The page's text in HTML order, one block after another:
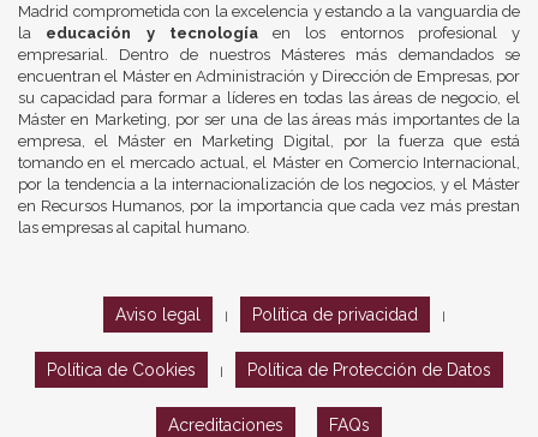
Madrid comprometida con la excelencia y estando a la vanguardia de
la educación y tecnologíaen los entornos profesional y
empresarial. Dentro de nuestros Másteres más demandados se
encuentran el Máster en Administración y Dirección de Empresas, por
su capacidad para formar a líderes en todas las áreas de negocio, el
Máster en Marketing, por ser una de las áreas más importantes de la
empresa, el Máster en Marketing Digital, por la fuerza que está
tomando en el mercado actual, el Máster en Comercio Internacional,
por la tendencia a la internacionalización de los negocios, y el Máster
en Recursos Humanos, por la importancia que cada vez más prestan
las empresas al capital humano.
Aviso legal Política de privacidad
Política de Cookies Política de Protección de Datos
Acreditaciones FAQs